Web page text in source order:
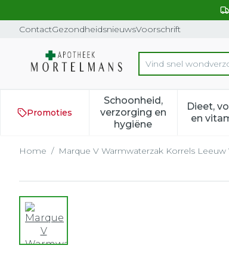
ContactGezondheidsnieuwsVoorschrift
Product, merk,
Promoties
Schoonheid,
verzorging en
hygiëne
Toon submenu
Dieet,
en
Home / Marque V Warmwaterzak Korrels Leeuw
Marque V